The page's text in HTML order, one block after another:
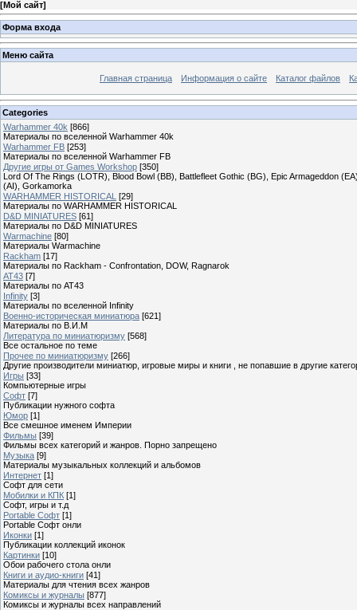
[Мой сайт]
Форма входа
Меню сайта
Главная страница Информация о сайте Каталог файлов
Categories
Warhammer 40k [866]
Материалы по вселенной Warhammer 40k
Warhammer FB [253]
Материалы по вселенной Warhammer FB
Другие игры от Games Workshop [350]
Lord Of The Rings (LOTR), Blood Bowl (BB), Battlefleet Gothic (BG), Epic Armageddon
(AI), Gorkamorka
WARHAMMER HISTORICAL [29]
Материалы по WARHAMMER HISTORICAL
D&D MINIATURES [61]
Материалы по D&D MINIATURES
Warmachine [80]
Материалы Warmachine
Rackham [17]
Материалы по Rackham - Confrontation, DOW, Ragnarok
AT43 [7]
Материалы по AT43
Infinity [3]
Материалы по вселенной Infinity
Военно-историческая миниатюра [621]
Материалы по В.И.М
Литература по миниатюризму [568]
Все остальное по теме
Прочее по миниатюризму [266]
Другие производители миниатюр, игровые миры и книги , не попавшие в другие
Игры [33]
Компьютерные игры
Софт [7]
Публикации нужного софта
Юмор [1]
Все смешное именем Империи
Фильмы [39]
Фильмы всех категорий и жанров. Порно запрещено
Музыка [9]
Материалы музыкальных коллекций и альбомов
Интернет [1]
Софт для сети
Мобилки и КПК [1]
Софт, игры и т.д
Portable Софт [1]
Portable Софт онли
Иконки [1]
Публикации коллекций иконок
Картинки [10]
Обои рабочего стола онли
Книги и аудио-книги [41]
Материалы для чтения всех жанров
Комиксы и журналы [877]
Комиксы и журналы всех направлений